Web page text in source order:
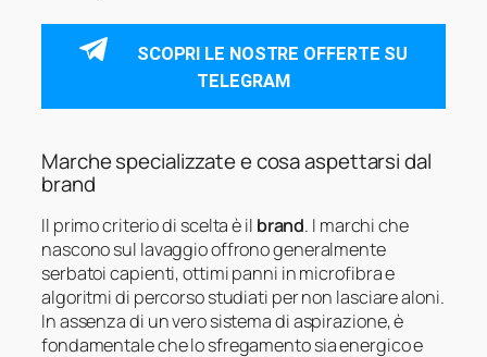
SCOPRI LE NOSTRE OFFERTE SU
TELEGRAM
Marche specializzate e cosa aspettarsi dal
brand
Il primo criterio di scelta è il brand. I marchi che
nascono sul lavaggio offrono generalmente
serbatoi capienti, ottimi panni in microfibra e
algoritmi di percorso studiati per non lasciare aloni.
In assenza di un vero sistema di aspirazione, è
fondamentale che lo sfregamento sia energico e